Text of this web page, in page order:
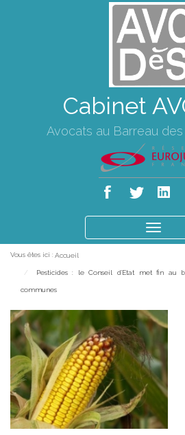
Cabinet
Avocats au Barreau
le
Vous êtes ici : Accueil
Pesticides : le Conseil d'Etat met fin au
communes